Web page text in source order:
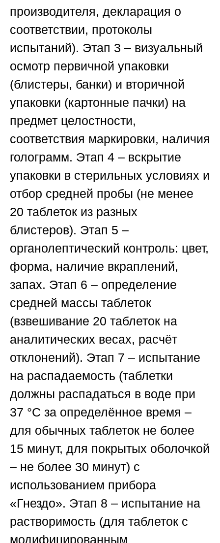
производителя, декларация о
соответствии, протоколы
испытаний). Этап 3 – визуальный
осмотр первичной упаковки
(блистеры, банки) и вторичной
упаковки (картонные пачки) на
предмет целостности,
соответствия маркировки, наличия
голограмм. Этап 4 – вскрытие
упаковки в стерильных условиях и
отбор средней пробы (не менее
20 таблеток из разных
блистеров). Этап 5 –
органолептический контроль: цвет,
форма, наличие вкраплений,
запах. Этап 6 – определение
средней массы таблеток
(взвешивание 20 таблеток на
аналитических весах, расчёт
отклонений). Этап 7 – испытание
на распадаемость (таблетки
должны распадаться в воде при
37 °C за определённое время –
для обычных таблеток не более
15 минут, для покрытых оболочкой
– не более 30 минут) с
использованием прибора
«Гнездо». Этап 8 – испытание на
растворимость (для таблеток с
модифицированным